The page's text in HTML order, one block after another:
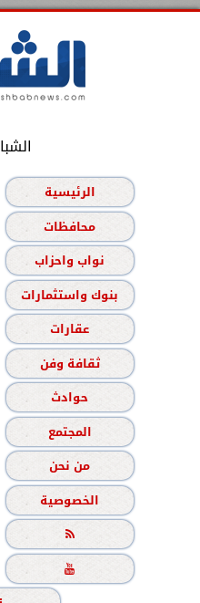
الرئيسية
محافظات
نواب واحزاب
بنوك واستثمارات
عقارات
ثقافة وفن
حوادث
المجتمع
من نحن
الخصوصية

